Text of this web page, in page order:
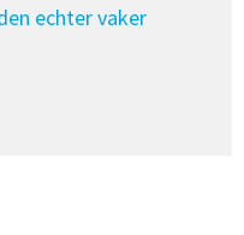
echter vaker